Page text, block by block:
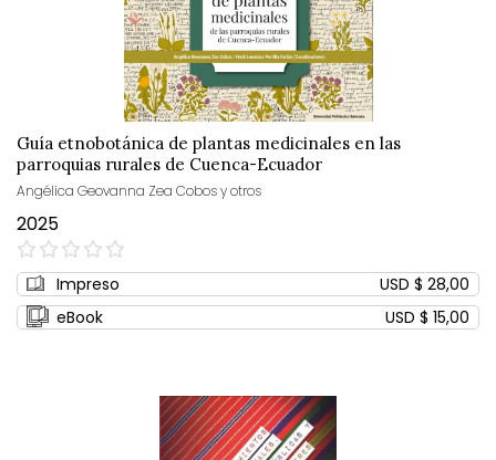
Guía etnobotánica de plantas medicinales en las
parroquias rurales de Cuenca-Ecuador
Angélica Geovanna Zea Cobos y otros
2025
0%
Impreso
USD $ 28,00
eBook
USD $ 15,00